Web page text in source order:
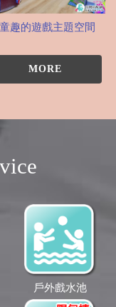
趣的遊戲主題空間
MORE
戶外戲水池